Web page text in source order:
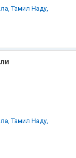
Тамил Наду,
Тамил Наду,